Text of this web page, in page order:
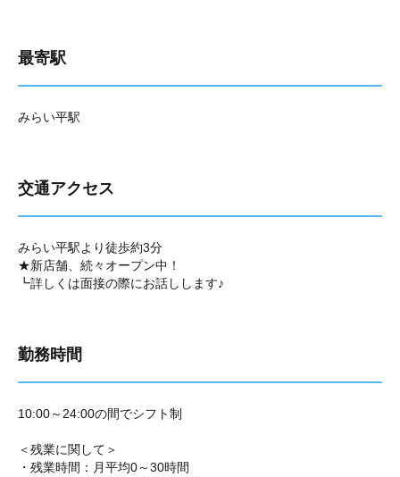
最寄駅
みらい平駅
交通アクセス
みらい平駅より徒歩約3分
★新店舗、続々オープン中！
┗詳しくは面接の際にお話しします♪
勤務時間
10:00～24:00の間でシフト制
＜残業に関して＞
・残業時間：月平均0～30時間